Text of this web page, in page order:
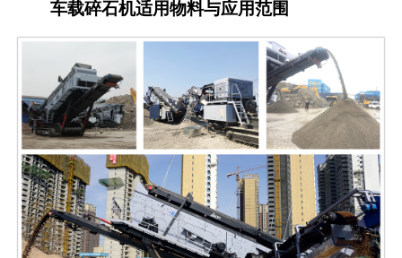
车载碎石机适用物料与应用范围